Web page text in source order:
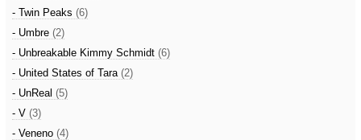
- Twin Peaks (6)
- Umbre (2)
- Unbreakable Kimmy Schmidt (6)
- United States of Tara (2)
- UnReal (5)
- V (3)
- Veneno (4)